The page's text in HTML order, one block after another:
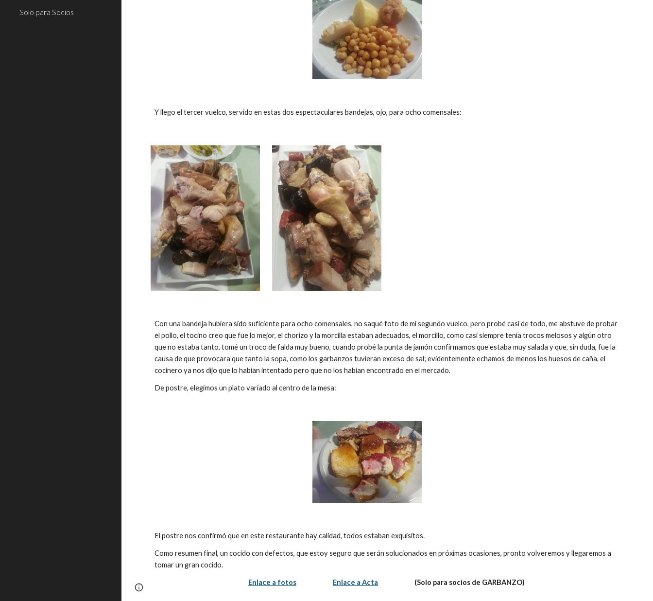
Solo para Socios
Y llego el tercer vuelco, servido en estas dos espectaculares bandejas, ojo, para ocho comensales:
Con una bandeja hubiera sido suficiente para ocho comensales, no saqué foto de mi segundo vuelco, pero probé casi de todo, me abstuve de probar
el pollo, el tocino creo que fue lo mejor, el chorizo y la morcilla estaban adecuados, el morcillo, como casi siempre tenía trocos melosos y algún otro
que no estaba tanto, tomé un troco de falda muy bueno, cuando probé la punta de jamón confirmamos que estaba muy salada y que, sin duda, fue la
causa de que provocara que tanto la sopa, como los garbanzos tuvieran exceso de sal; evidentemente echamos de menos los huesos de caña, el
cocinero ya nos dijo que lo habían intentado pero que no los habían encontrado en el mercado.
De postre, elegimos un plato variado al centro de la mesa:
El postre nos confirmó que en este restaurante hay calidad, todos estaban exquisitos.
Como resumen final, un cocido con defectos, que estoy seguro que serán solucionados en próximas ocasiones, pronto volveremos y llegaremos a
tomar un gran cocido.
Enlace a fotos Enlace a Acta
                         (Solo para socios de GARBANZO)
Report abuse